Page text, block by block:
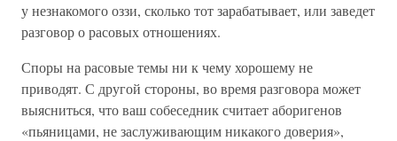
у незнакомого оззи, сколько тот зарабатывает, или заведет
разговор о расовых отношениях.
Споры на расовые темы ни к чему хорошему не
приводят. С другой стороны, во время разговора может
выясниться, что ваш собеседник считает аборигенов
«пьяницами, не заслуживающим никакого доверия»,